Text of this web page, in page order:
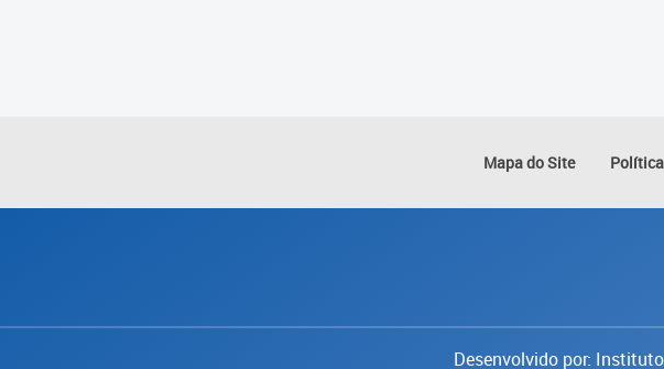
Mapa do Site
Desenvolvido por: